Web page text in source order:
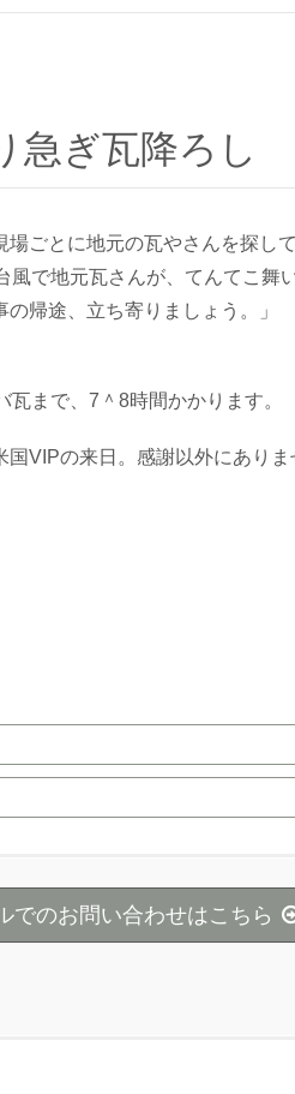
急ぎ瓦降ろし
場ごとに地元の瓦やさんを探し
風で地元瓦さんが、てんてこ舞
帰途、立ち寄りましょう。」
瓦まで、7＾8時間かかります。
VIPの来日。感謝以外にありま
でのお問い合わせはこちら